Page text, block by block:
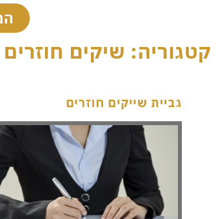
קטגוריה: שיקים חוזרים
גביית שייקים חוזרים